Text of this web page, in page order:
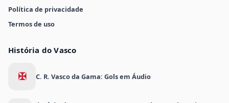
Política de privacidade
Termos de uso
História do Vasco
✠ C. R. Vasco da Gama: Gols em Áudio